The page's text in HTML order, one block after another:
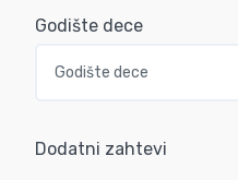
Godište dece
Dodatni zahtevi